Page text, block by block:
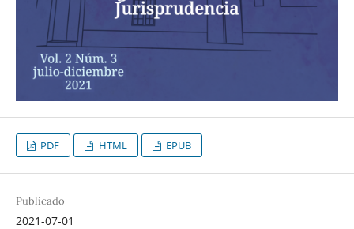
PDF HTML EPUB
Publicado
2021-07-01